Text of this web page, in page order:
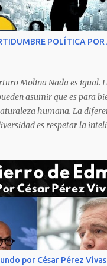
los platos terminados o
sentado apacible y
mecánica, que se reflejan
antes de este día fatídico.
POLÍTICA POR
Molina Nada es igual.
asumir que es para
humana. La
es respetar la
crear de forma urgente,
la confianza de los
moral de
gobernantes, a quienes los
fresco es la solicitud
y gobernados
y la transparencia en las
por César Pérez Vivas